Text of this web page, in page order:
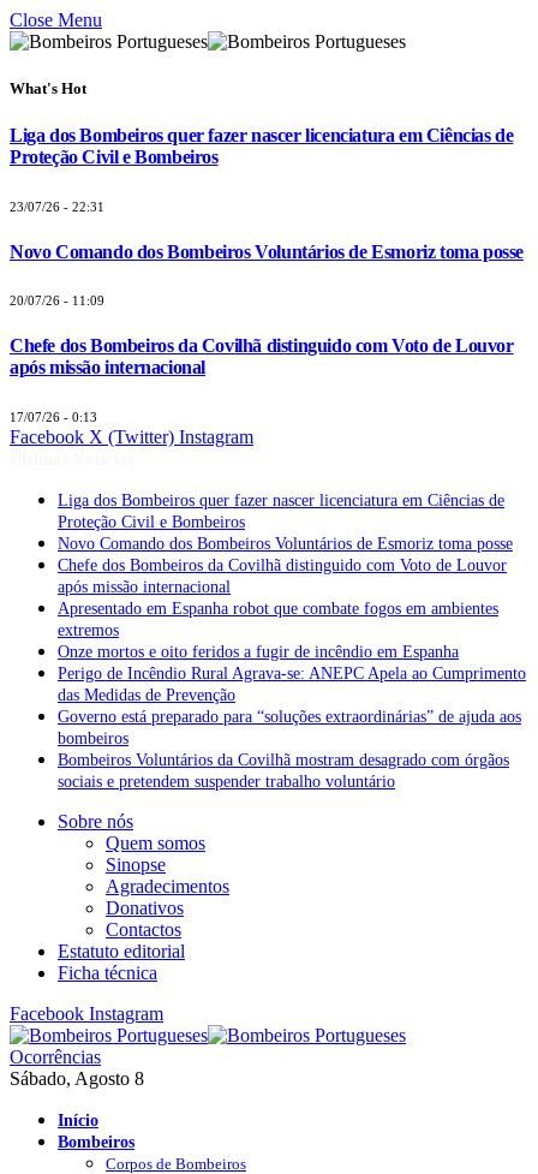
Close Menu
What's Hot
Liga dos Bombeiros quer fazer nascer licenciatura em Ciências de
Proteção Civil e Bombeiros
23/07/26 - 22:31
Novo Comando dos Bombeiros Voluntários de Esmoriz toma posse
20/07/26 - 11:09
Chefe dos Bombeiros da Covilhã distinguido com Voto de Louvor
após missão internacional
17/07/26 - 0:13
Facebook X (Twitter) Instagram
Liga dos Bombeiros quer fazer nascer licenciatura em Ciências de
Proteção Civil e Bombeiros
Novo Comando dos Bombeiros Voluntários de Esmoriz toma posse
Chefe dos Bombeiros da Covilhã distinguido com Voto de Louvor
após missão internacional
Apresentado em Espanha robot que combate fogos em ambientes
extremos
Onze mortos e oito feridos a fugir de incêndio em Espanha
Perigo de Incêndio Rural Agrava-se: ANEPC Apela ao Cumprimento
das Medidas de Prevenção
Governo está preparado para “soluções extraordinárias” de ajuda aos
bombeiros
Bombeiros Voluntários da Covilhã mostram desagrado com órgãos
sociais e pretendem suspender trabalho voluntário
Sobre nós
Quem somos
Sinopse
Agradecimentos
Donativos
Contactos
Estatuto editorial
Ficha técnica
Facebook Instagram
Ocorrências
Sábado, Agosto 8
Início
Bombeiros
Corpos de Bombeiros